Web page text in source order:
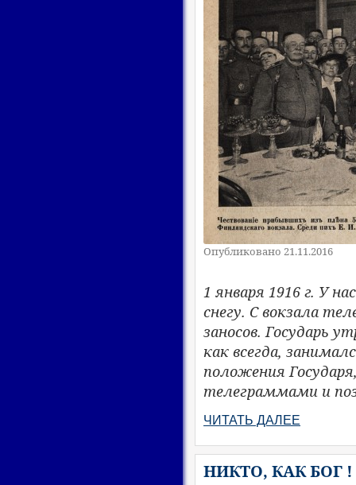
Опубликовано 21.11.2016
1 января 1916 г. У
снегу. С вокзала
заносов. Государь
как всегда,
положения
телеграммами и
ЧИТАТЬ ДАЛЕЕ
НИКТО, КАК БОГ !